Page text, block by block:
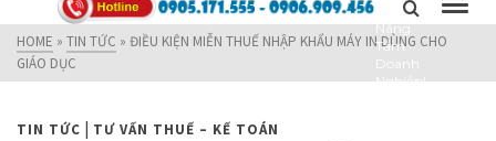
Kết Nối,
Nâng
Tầm
Doanh
Nghiệp!
HOME » TIN TỨC » ĐIỀU KIỆN MIỄN THUẾ NHẬP KHẨU MÁY IN DÙNG CHO
GIÁO DỤC
TIN TỨC | TƯ VẤN THUẾ – KẾ TOÁN